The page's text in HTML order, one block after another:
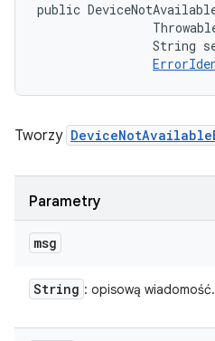
public
String
Tworzy
Parametry
msg
String : opisową wiadomość.